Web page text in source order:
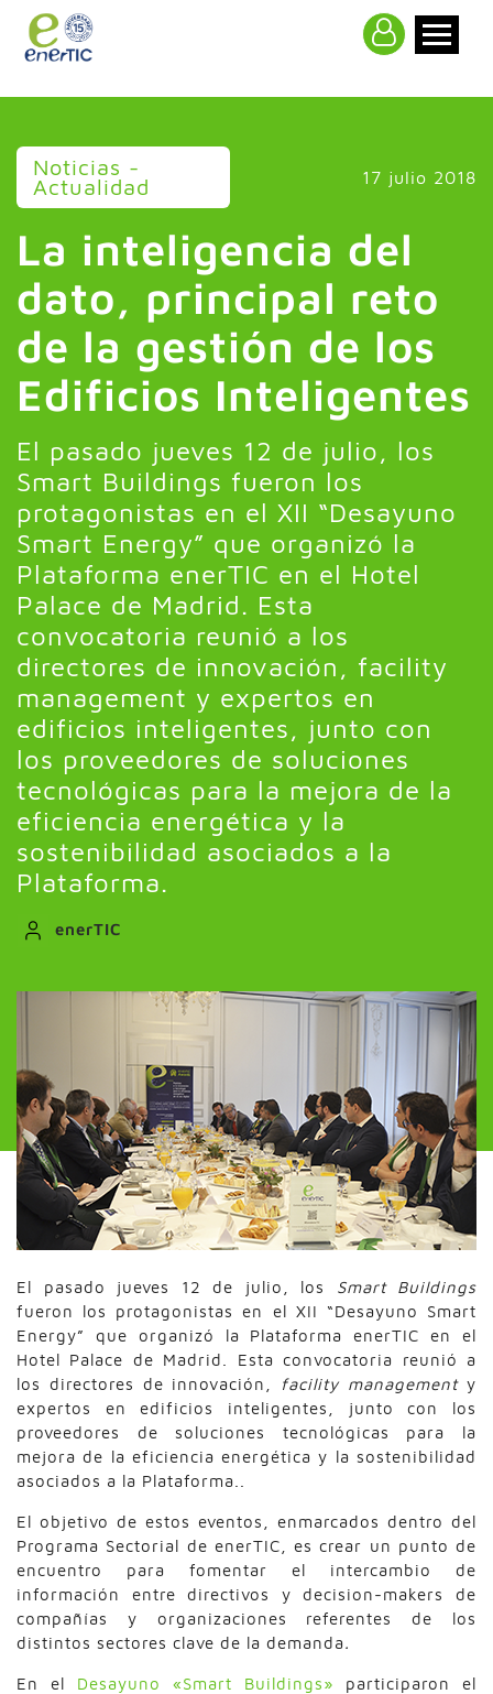
Noticias -
Actualidad 17 julio 2018
La inteligencia del
dato, principal reto
de la gestión de los
Edificios Inteligentes
El pasado jueves 12 de julio, los
Smart Buildings fueron los
protagonistas en el XII “Desayuno
Smart Energy” que organizó la
Plataforma enerTIC en el Hotel
Palace de Madrid. Esta
convocatoria reunió a los
directores de innovación, facility
management y expertos en
edificios inteligentes, junto con
los proveedores de soluciones
tecnológicas para la mejora de la
eficiencia energética y la
sostenibilidad asociados a la
Plataforma.
enerTIC
El pasado jueves 12 de julio, los Smart Buildings
fueron los protagonistas en el XII “Desayuno Smart
Energy” que organizó la Plataforma enerTIC en el
Hotel Palace de Madrid. Esta convocatoria reunió a
los directores de innovación, facility managementy
expertos en edificios inteligentes, junto con los
proveedores de soluciones tecnológicas para la
mejora de la eficiencia energética y la sostenibilidad
asociados a la Plataforma..
El objetivo de estos eventos, enmarcados dentro del
Programa Sectorial de enerTIC, es crear un punto de
encuentro para fomentar el intercambio de
información entre directivos y decision-makers de
compañías y organizaciones referentes de los
distintos sectores clave de la demanda.
En el Desayuno «Smart Buildings» participaron el